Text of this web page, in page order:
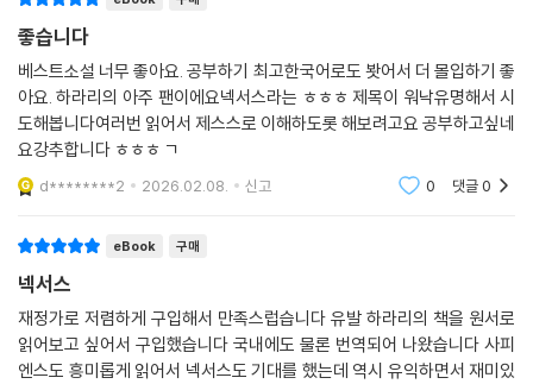
좋습니다
베스트소설 너무 좋아요. 공부하기 최고한국어로도 봣어서 더 몰입하기 좋
아요. 하라리의 아주 팬이에요넥서스라는 ㅎㅎㅎ 제목이 워낙유명해서 시
도해봅니다여러번 읽어서 제스스로 이해하도롯 해보려고요 공부하고싶네
요강추합니다 ㅎㅎㅎ ㄱ
d********2 2026.02.08. 신고 0 댓글0
eBook 구매
넥서스
재정가로 저렴하게 구입해서 만족스럽습니다 유발 하라리의 책을 원서로
읽어보고 싶어서 구입했습니다 국내에도 물론 번역되어 나왔습니다 사피
엔스도 흥미롭게 읽어서 넥서스도 기대를 했는데 역시 유익하면서 재미있